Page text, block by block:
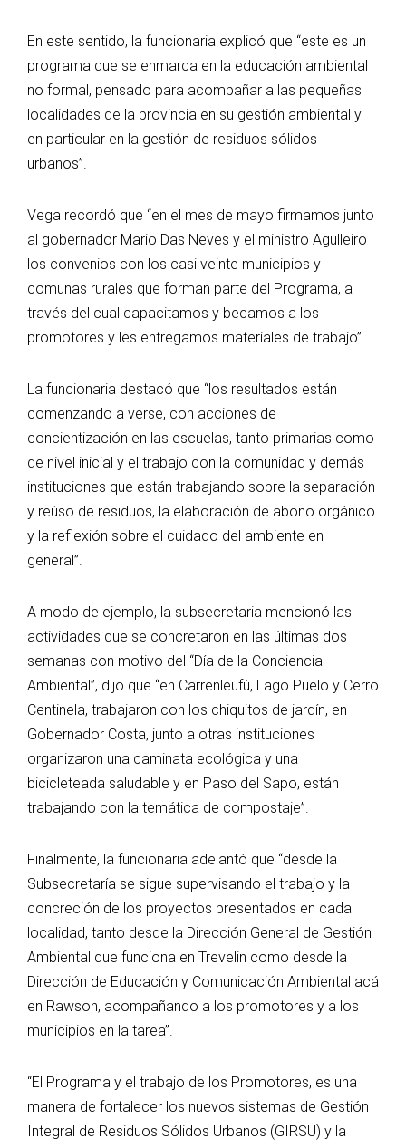
En este sentido, la funcionaria explicó que “este es un
programa que se enmarca en la educación ambiental
no formal, pensado para acompañar a las pequeñas
localidades de la provincia en su gestión ambiental y
en particular en la gestión de residuos sólidos
urbanos”.
Vega recordó que “en el mes de mayo firmamos junto
al gobernador Mario Das Neves y el ministro Agulleiro
los convenios con los casi veinte municipios y
comunas rurales que forman parte del Programa, a
través del cual capacitamos y becamos a los
promotores y les entregamos materiales de trabajo”.
La funcionaria destacó que “los resultados están
comenzando a verse, con acciones de
concientización en las escuelas, tanto primarias como
de nivel inicial y el trabajo con la comunidad y demás
instituciones que están trabajando sobre la separación
y reúso de residuos, la elaboración de abono orgánico
y la reflexión sobre el cuidado del ambiente en
general”.
A modo de ejemplo, la subsecretaria mencionó las
actividades que se concretaron en las últimas dos
semanas con motivo del “Día de la Conciencia
Ambiental”, dijo que “en Carrenleufú, Lago Puelo y Cerro
Centinela, trabajaron con los chiquitos de jardín, en
Gobernador Costa, junto a otras instituciones
organizaron una caminata ecológica y una
bicicleteada saludable y en Paso del Sapo, están
trabajando con la temática de compostaje”.
Finalmente, la funcionaria adelantó que “desde la
Subsecretaría se sigue supervisando el trabajo y la
concreción de los proyectos presentados en cada
localidad, tanto desde la Dirección General de Gestión
Ambiental que funciona en Trevelin como desde la
Dirección de Educación y Comunicación Ambiental acá
en Rawson, acompañando a los promotores y a los
municipios en la tarea”.
“El Programa y el trabajo de los Promotores, es una
manera de fortalecer los nuevos sistemas de Gestión
Integral de Residuos Sólidos Urbanos (GIRSU) y la